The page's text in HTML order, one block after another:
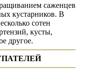
саженцев
кустарников. В
сотен
кусты,
другое.